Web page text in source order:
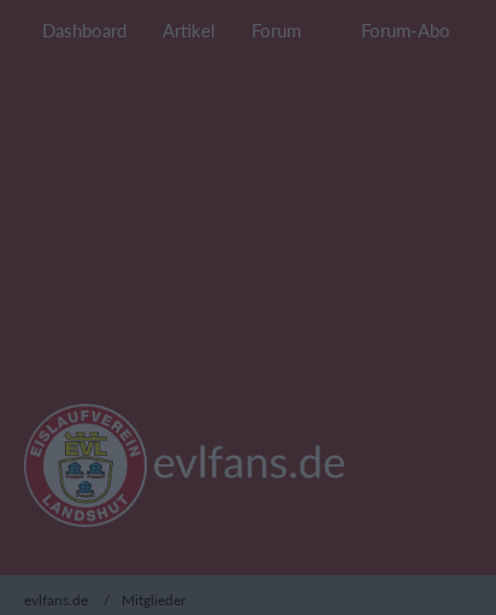
Dashboard Artikel Forum Forum-Abo
evlfans.de Mitglieder